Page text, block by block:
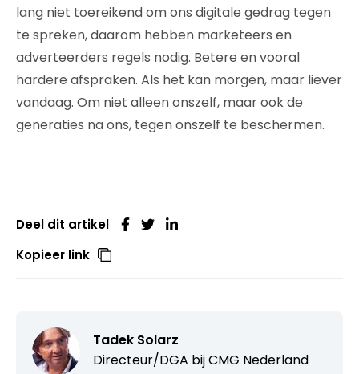
lang niet toereikend om ons digitale gedrag tegen
te spreken, daarom hebben marketeers en
adverteerders regels nodig. Betere en vooral
hardere afspraken. Als het kan morgen, maar liever
vandaag. Om niet alleen onszelf, maar ook de
generaties na ons, tegen onszelf te beschermen.
Deel dit artikel
Kopieer link
Tadek Solarz
Directeur/DGA bijCMG Nederland